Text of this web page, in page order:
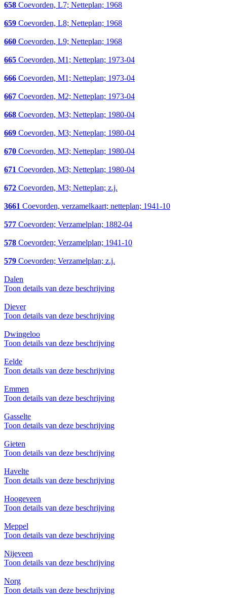
658 Coevorden, L7; Netteplan; 1968
659 Coevorden, L8; Netteplan; 1968
660 Coevorden, L9; Netteplan; 1968
665 Coevorden, M1; Netteplan; 1973-04
666 Coevorden, M1; Netteplan; 1973-04
667 Coevorden, M2; Netteplan; 1973-04
668 Coevorden, M3; Netteplan; 1980-04
669 Coevorden, M3; Netteplan; 1980-04
670 Coevorden, M3; Netteplan; 1980-04
671 Coevorden, M3; Netteplan; 1980-04
672 Coevorden, M3; Netteplan; z.j.
3661 Coevorden, verzamelkaart; netteplan; 1941-10
577 Coevorden; Verzamelplan; 1882-04
578 Coevorden; Verzamelplan; 1941-10
579 Coevorden; Verzamelplan; z.j.
Dalen
Toon details van deze beschrijving
Diever
Toon details van deze beschrijving
Dwingeloo
Toon details van deze beschrijving
Eelde
Toon details van deze beschrijving
Emmen
Toon details van deze beschrijving
Gasselte
Toon details van deze beschrijving
Gieten
Toon details van deze beschrijving
Havelte
Toon details van deze beschrijving
Hoogeveen
Toon details van deze beschrijving
Meppel
Toon details van deze beschrijving
Nijeveen
Toon details van deze beschrijving
Norg
Toon details van deze beschrijving